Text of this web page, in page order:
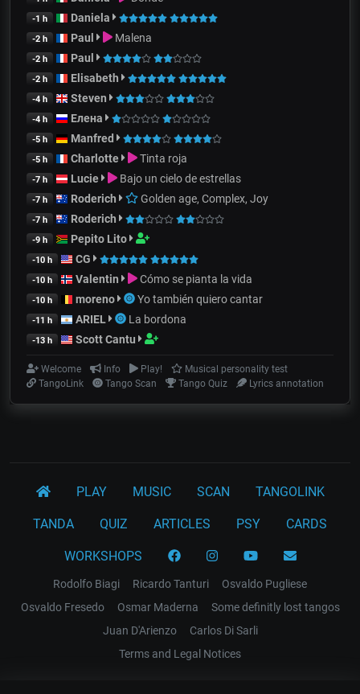
-1 h Daniela
-2 h Paul Malena
-2 h Paul
-2 h Elisabeth
-4 h Steven
-4 h Елена
-5 h Manfred
-5 h Charlotte Tinta roja
-7 h Lucie Bajo un cielo de estrellas
-7 h Roderich Golden age, Complex, Joy
-7 h Roderich
-9 h Pepito Lito
-10 h CG
-10 h Valentin Cómo se pianta la vida
-10 h moreno Yo también quiero cantar
-11 h ARIEL La bordona
-13 h Scott Cantu
Welcome Info Play!
Musical personality test
TangoLink
Tango Scan Tango Quiz Lyrics annotation
PLAY MUSIC SCAN TANGOLINK
TANDA QUIZ ARTICLES PSY CARDS
WORKSHOPS
Rodolfo Biagi Ricardo Tanturi
Osvaldo Pugliese
Osvaldo Fresedo
Osmar Maderna
Some definitly lost tangos
Juan D'Arienzo
Carlos Di Sarli
Terms and Legal Notices